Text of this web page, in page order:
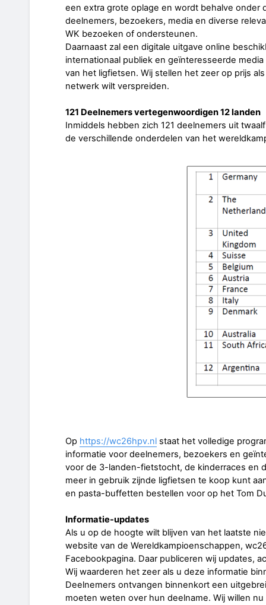
een extra grote oplage en wordt behalve onder
deelnemers, bezoekers, media en diverse
WK bezoeken of ondersteunen.
Daarnaast zal een digitale uitgave online
internationaal publiek en geïnteresseerde
van het ligfietsen. Wij stellen het zeer op prijs
netwerk wilt verspreiden.
121 Deelnemers vertegenwoordigen 12 landen
Inmiddels hebben zich 121 deelnemers uit
de verschillende onderdelen van het
Op https://wc26hpv.nl staat het volledige
informatie voor deelnemers, bezoekers en
voor de 3-landen-fietstocht, de kinderraces en
meer in gebruik zijnde ligfietsen te koop kunt
en pasta-buffetten bestellen voor op het Tom
Informatie-updates
Als u op de hoogte wilt blijven van het laatste
website van de Wereldkampioenschappen,
Facebookpagina. Daar publiceren wij updates,
Wij waarderen het zeer als u deze informatie
Deelnemers ontvangen binnenkort een
moeten weten over hun deelname. Wij willen